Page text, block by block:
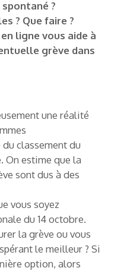
?
? Que faire ?
ligne vous aide à
grève dans
une réalité
classement du
On estime que la
sont dus à des
vous soyez
du 14 octobre.
la grève ou vous
le meilleur ? Si
option, alors